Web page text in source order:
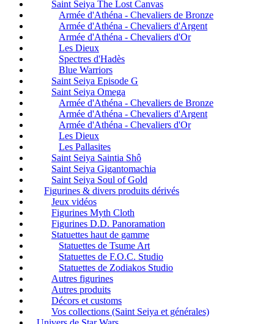
Saint Seiya The Lost Canvas
Armée d'Athéna - Chevaliers de Bronze
Armée d'Athéna - Chevaliers d'Argent
Armée d'Athéna - Chevaliers d'Or
Les Dieux
Spectres d'Hadès
Blue Warriors
Saint Seiya Episode G
Saint Seiya Omega
Armée d'Athéna - Chevaliers de Bronze
Armée d'Athéna - Chevaliers d'Argent
Armée d'Athéna - Chevaliers d'Or
Les Dieux
Les Pallasites
Saint Seiya Saintia Shô
Saint Seiya Gigantomachia
Saint Seiya Soul of Gold
Figurines & divers produits dérivés
Jeux vidéos
Figurines Myth Cloth
Figurines D.D. Panoramation
Statuettes haut de gamme
Statuettes de Tsume Art
Statuettes de F.O.C. Studio
Statuettes de Zodiakos Studio
Autres figurines
Autres produits
Décors et customs
Vos collections (Saint Seiya et générales)